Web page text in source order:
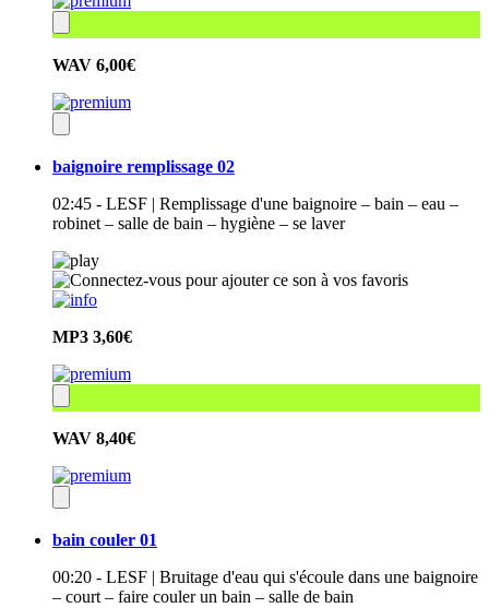
WAV 6,00€
baignoire remplissage 02
02:45 - LESF | Remplissage d'une baignoire – bain – eau –
robinet – salle de bain – hygiène – se laver
MP3 3,60€
WAV 8,40€
bain couler 01
00:20 - LESF | Bruitage d'eau qui s'écoule dans une baignoire
– court – faire couler un bain – salle de bain